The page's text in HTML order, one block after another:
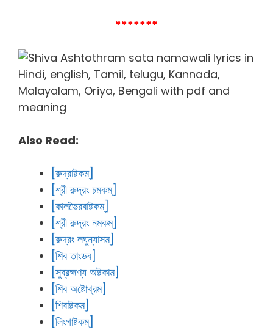
*******
Also Read:
[রুদ্রাষ্টকম্]
[শ্রী রুদ্রং চমকম্]
[কালভৈরবাষ্টকম্]
[শ্রী রুদ্রং নমকম্]
[রুদ্রং লঘুন্যাসম্]
[শিব তাংডব]
[সুব্রহ্মণ্য অষ্টকাম]
[শিব অষ্টোথ্রম]
[শিবাষ্টকম্]
[লিংগাষ্টকম্]